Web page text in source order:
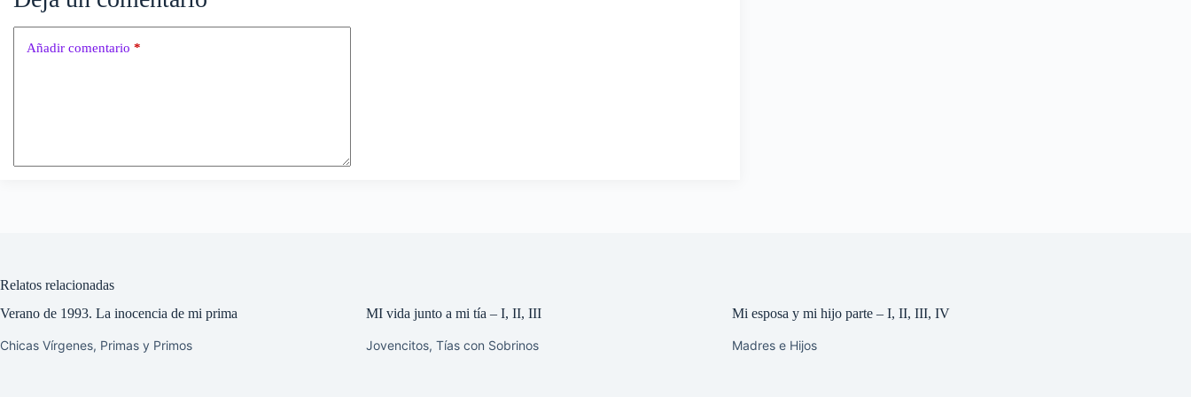
Añadir comentario *
Relatos relacionadas
Verano de 1993. La inocencia de mi prima
Chicas Vírgenes, Primas y Primos
MI vida junto a mi tía – I, II, III
Jovencitos,Tías con Sobrinos
Mi esposa y mi hijo parte – I, II, III, IV
Madres e Hijos